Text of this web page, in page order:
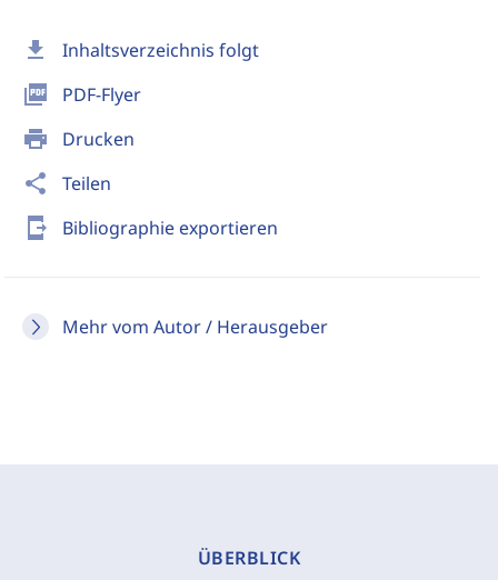
download Inhaltsverzeichnis folgt
picture_as_pdf PDF-Flyer
print Drucken
share Teilen
send_to_mobile Bibliographie exportieren
Mehr vom Autor / Herausgeber
ÜBERBLICK